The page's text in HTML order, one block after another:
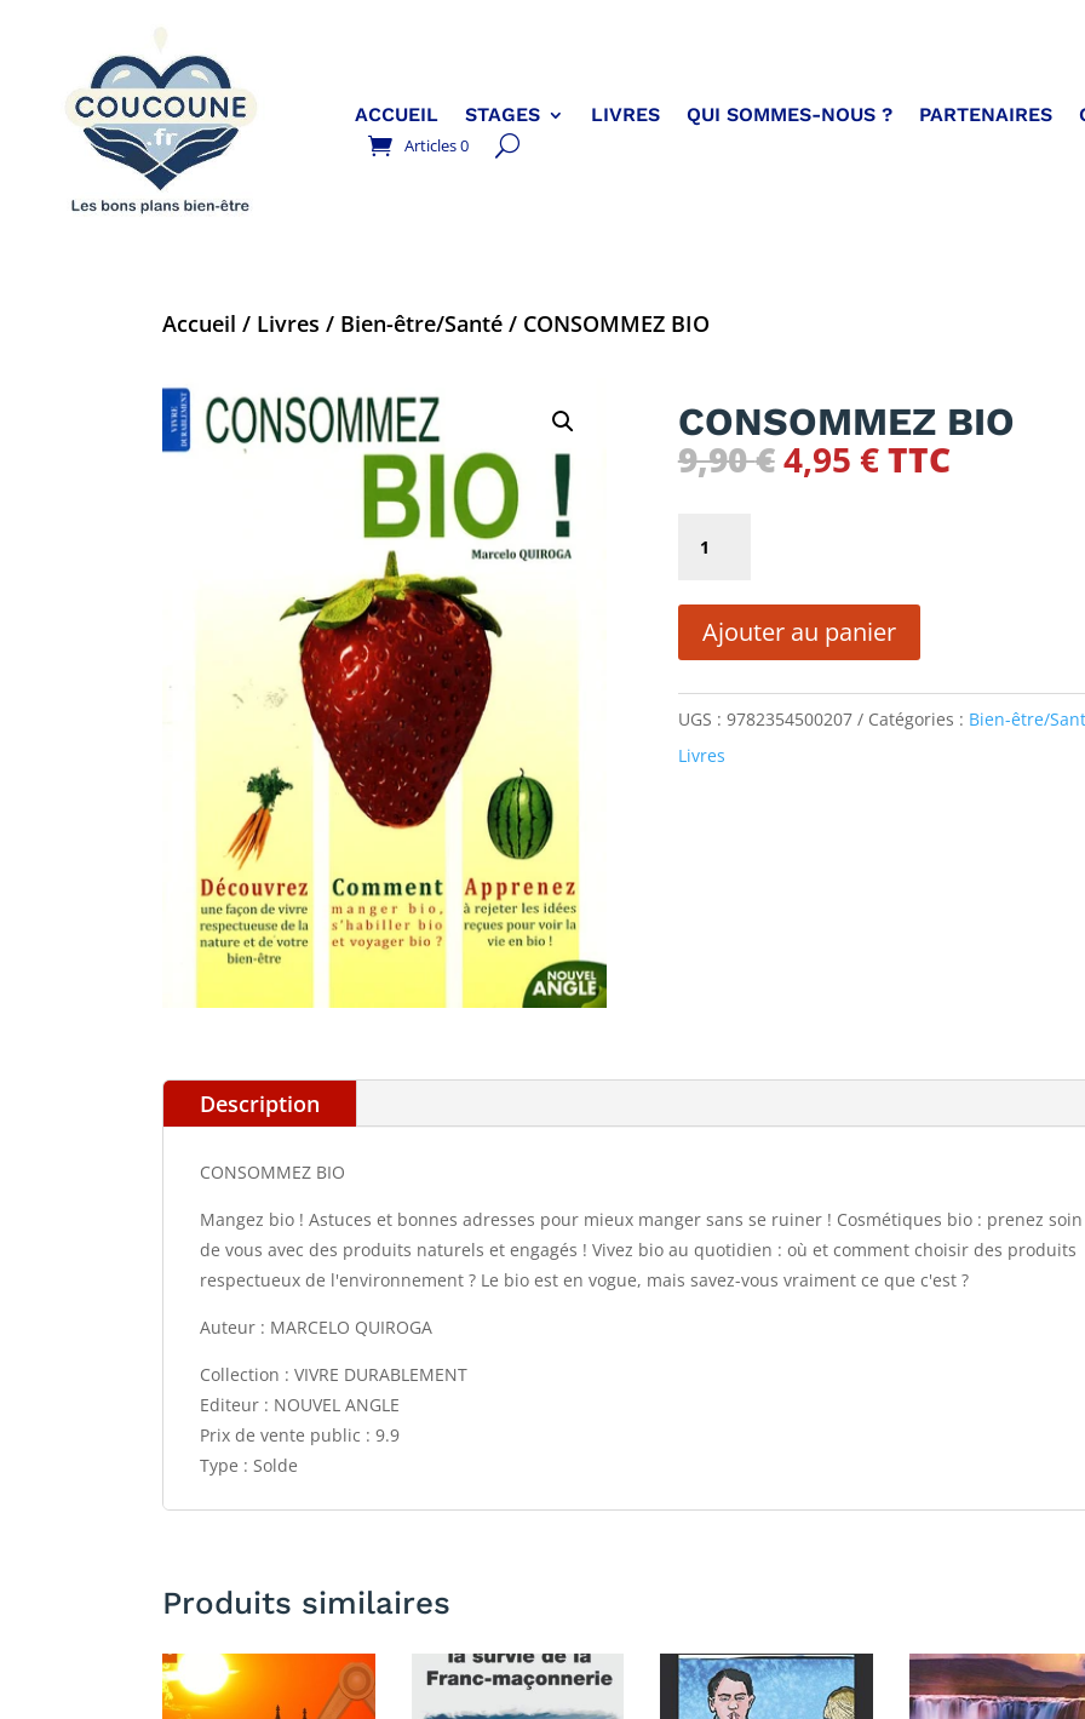
ACCUEIL STAGES LIVRES QUI SOMMES-NOUS ? PARTENAIRES
Articles 0
Accueil / Livres / Bien-être/Santé / CONSOMMEZ BIO
CONSOMMEZ BIO
9,90€Le
9,90 €.
4,95 €Le
4,95 €.
TTC
CONSOMMEZ
BIOAjouter au panier
UGS : 9782354500207 Catégories : Bien-être/
Livres
Description
CONSOMMEZ BIO
Mangez bio ! Astuces et bonnes adresses pour mieux manger sans se ruiner ! Cosmétiques bio : prenez soin
de vous avec des produits naturels et engagés ! Vivez bio au quotidien : où et comment choisir des produits
respectueux de l'environnement ? Le bio est en vogue, mais savez-vous vraiment ce que c'est ?
Auteur : MARCELO QUIROGA
Collection : VIVRE DURABLEMENT
Editeur : NOUVEL ANGLE
Prix de vente public : 9.9
Type : Solde
Produits similaires